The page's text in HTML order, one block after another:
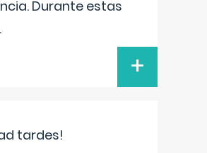
Durante estas
+
tardes!